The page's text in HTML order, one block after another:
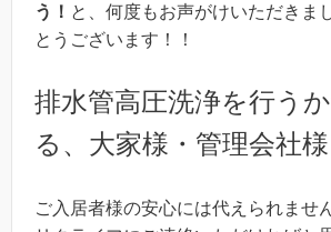
う！ と、何度もお声がけいただきま
とうございます！！
排水管高圧洗浄を行う
る、大家様・管理会社様
ご入居者様の安心には代えられませ